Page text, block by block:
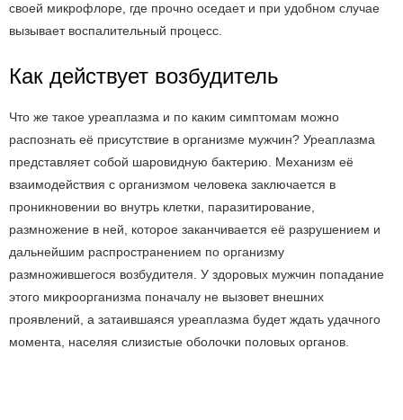
своей микрофлоре, где прочно оседает и при удобном случае
вызывает воспалительный процесс.
Как действует возбудитель
Что же такое уреаплазма и по каким симптомам можно
распознать её присутствие в организме мужчин? Уреаплазма
представляет собой шаровидную бактерию. Механизм её
взаимодействия с организмом человека заключается в
проникновении во внутрь клетки, паразитирование,
размножение в ней, которое заканчивается её разрушением и
дальнейшим распространением по организму
размножившегося возбудителя. У здоровых мужчин попадание
этого микроорганизма поначалу не вызовет внешних
проявлений, а затаившаяся уреаплазма будет ждать удачного
момента, населяя слизистые оболочки половых органов.